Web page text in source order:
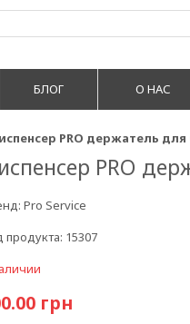
PRO держатель
PRO
Pro Service
продукта: 15307
грн
БЛОГ О НАС